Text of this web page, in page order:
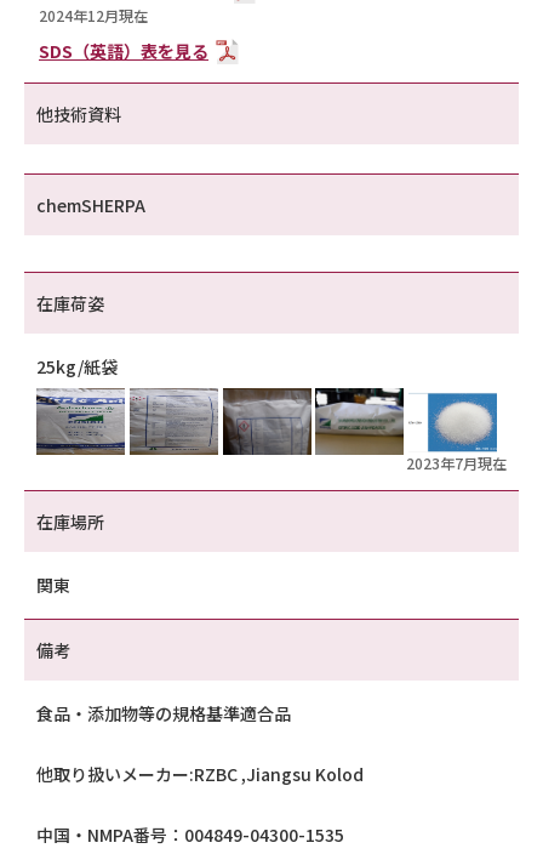
2024年12月現在
SDS（英語）表を見る
他技術資料
chemSHERPA
在庫荷姿
25kg/紙袋
2023年7月現在
在庫場所
関東
備考
食品・添加物等の規格基準適合品
他取り扱いメーカー:RZBC ,Jiangsu Kolod
中国・NMPA番号：004849-04300-1535